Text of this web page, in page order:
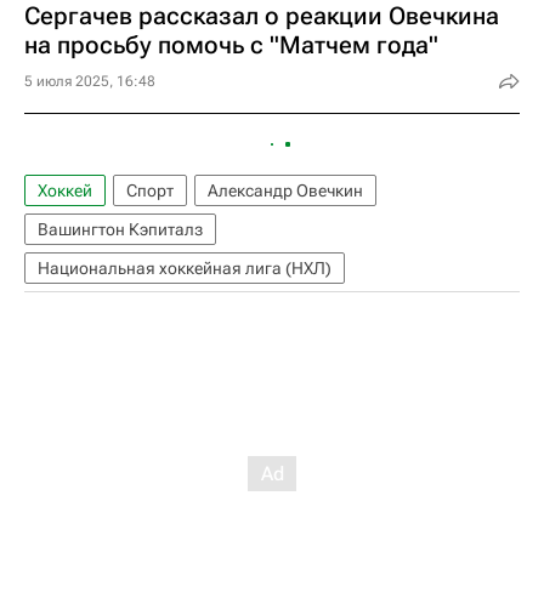
Сергачев рассказал о реакции Овечкина
на просьбу помочь с "Матчем года"
5 июля 2025, 16:48
Хоккей Спорт
Александр Овечкин
Вашингтон Кэпиталз
Национальная хоккейная лига (НХЛ)